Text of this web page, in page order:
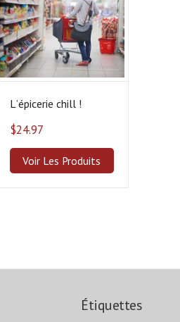
Lʼépicerie chill !
$24.97
Voir Les Produits
Étiquettes